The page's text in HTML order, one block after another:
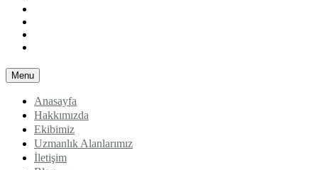
Menu
Anasayfa
Hakkımızda
Ekibimiz
Uzmanlık Alanlarımız
İletişim